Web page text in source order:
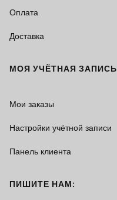
Оплата
Доставка
МОЯ УЧЁТНАЯ ЗАПИСЬ
Мои заказы
Настройки учётной записи
Панель клиента
ПИШИТЕ НАМ: